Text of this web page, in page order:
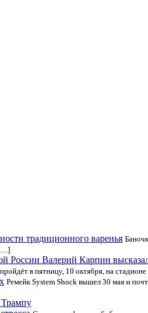
традиционного варенья
[…]
России Валерий Карпин
в пятницу, 10 октября, на
Ремейк System Shock вышел 30 мая и
Трампу